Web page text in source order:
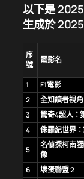
以下是
生成於
序
號
電影名
1 F1電影
2
全知讀者視角
3
驚奇4超人：
4
侏羅紀世界
5
名偵探柯南
像
6
壞蛋聯盟 2